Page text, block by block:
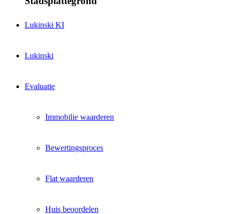
Lukinski KI
Lukinski
Evaluatie
Immobilie waarderen
Bewertingsproces
Flat waarderen
Huis beoordelen